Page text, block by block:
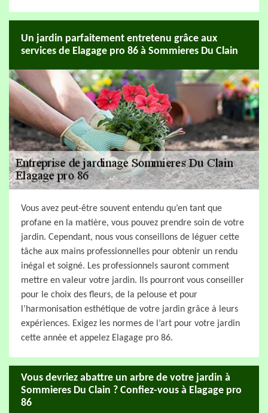
Un jardin parfaitement entretenu grâce aux
services de Elagage pro 86 à Sommieres Du Clain
Vous avez peut-être souvent entendu qu’en tant que
profane en la matière, vous pouvez prendre soin de votre
jardin. Cependant, nous vous conseillons de léguer cette
tâche aux mains professionnelles pour obtenir un rendu
inégal et soigné. Les professionnels sauront comment
mettre en valeur votre jardin. Ils pourront vous conseiller
pour le choix des fleurs, de la pelouse et pour
l’harmonisation esthétique de votre jardin grâce à leurs
expériences. Exigez les normes de l’art pour votre jardin
cette année et appelez Elagage pro 86.
Vous devriez abattre un arbre de votre jardin à
Sommieres Du Clain ? Confiez-vous à Elagage pro
86